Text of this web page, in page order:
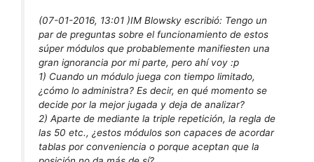
(07-01-2016, 13:01 )IM Blowsky escribió: Tengo un
par de preguntas sobre el funcionamiento de estos
súper módulos que probablemente manifiesten una
gran ignorancia por mi parte, pero ahí voy :p
1) Cuando un módulo juega con tiempo limitado,
¿cómo lo administra? Es decir, en qué momento se
decide por la mejor jugada y deja de analizar?
2) Aparte de mediante la triple repetición, la regla de
las 50 etc., ¿estos módulos son capaces de acordar
tablas por conveniencia o porque aceptan que la